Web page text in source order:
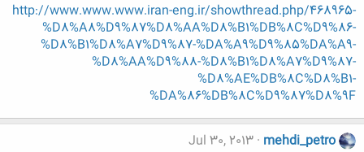
http://www.www.www.iran-eng.ir/showthread.php/468965-
%D8%A8%D9%87%D8%AA%D8%B1%DB%8C%D9%86-
%D8%B1%D8%A7%D9%87-%DA%A9%D9%85%DA%A9-
%D8%AA%D9%88-%D8%B1%D8%A7%D9%87-
%D8%AE%DB%8C%D8%B1-
%DA%86%DB%8C%D9%87%D8%9F
mehdi_petro
Jul 30, 2013